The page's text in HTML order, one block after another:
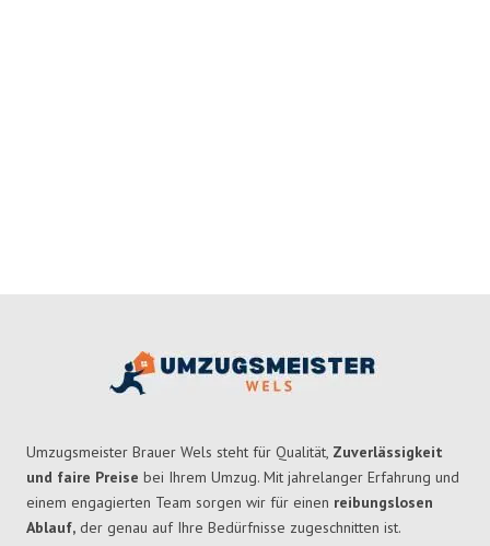
Umzugsmeister Brauer Wels steht für Qualität, Zuverlässigkeit
und faire Preise bei Ihrem Umzug. Mit jahrelanger Erfahrung und
einem engagierten Team sorgen wir für einen reibungslosen
Ablauf, der genau auf Ihre Bedürfnisse zugeschnitten ist.